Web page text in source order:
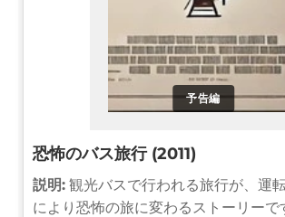
予告編
恐怖のバス旅行 (2011)
説明: 観光バスで行われる旅行が、運
により恐怖の旅に変わるストーリーで